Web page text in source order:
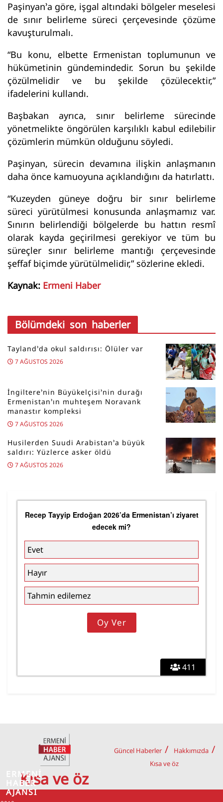
Paşinyan’a göre, işgal altındaki bölgeler meselesi
de sınır belirleme süreci çerçevesinde çözüme
kavuşturulmalı.
“Bu konu, elbette Ermenistan toplumunun ve
hükümetinin gündemindedir. Sorun bu şekilde
çözülmelidir ve bu şekilde çözülecektir,”
ifadelerini kullandı.
Başbakan ayrıca, sınır belirleme sürecinde
yönetmelikte öngörülen karşılıklı kabul edilebilir
çözümlerin mümkün olduğunu söyledi.
Paşinyan, sürecin devamına ilişkin anlaşmanın
daha önce kamuoyuna açıklandığını da hatırlattı.
“Kuzeyden güneye doğru bir sınır belirleme
süreci yürütülmesi konusunda anlaşmamız var.
Sınırın belirlendiği bölgelerde bu hattın resmî
olarak kayda geçirilmesi gerekiyor ve tüm bu
süreçler sınır belirleme mantığı çerçevesinde
şeffaf biçimde yürütülmelidir,” sözlerine ekledi.
Kaynak: Ermeni Haber
Bölümdeki son haberler
Tayland’da okul saldırısı: Ölüler var
7 AĞUSTOS 2026
İngiltere’nin Büyükelçisi’nin durağı
Ermenistan’ın muhteşem Noravank
manastır kompleksi
7 AĞUSTOS 2026
Husilerden Suudi Arabistan’a büyük
saldırı: Yüzlerce asker öldü
7 AĞUSTOS 2026
411
Recep Tayyip Erdoğan 2026’da Ermenistan’ı ziyaret
edecek mi?
Evet
Hayır
Tahmin edilemez
Kısa ve öz
Güncel Haberler
Hakkımızda
Kısa ve öz
ERMENİ
HABER
AJANSI